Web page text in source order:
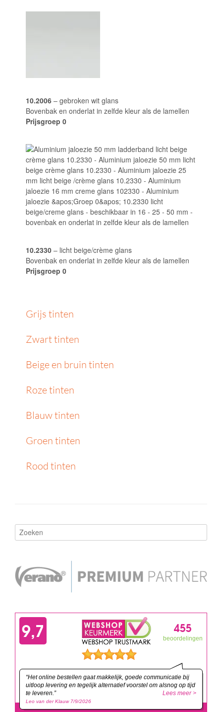
10.2006 – gebroken wit glans
Bovenbak en onderlat in zelfde kleur als de lamellen
Prijsgroep 0
10.2330 – licht beige/crème glans
Bovenbak en onderlat in zelfde kleur als de lamellen
Prijsgroep 0
Grijs tinten
Zwart tinten
Beige en bruin tinten
Roze tinten
Blauw tinten
Groen tinten
Rood tinten